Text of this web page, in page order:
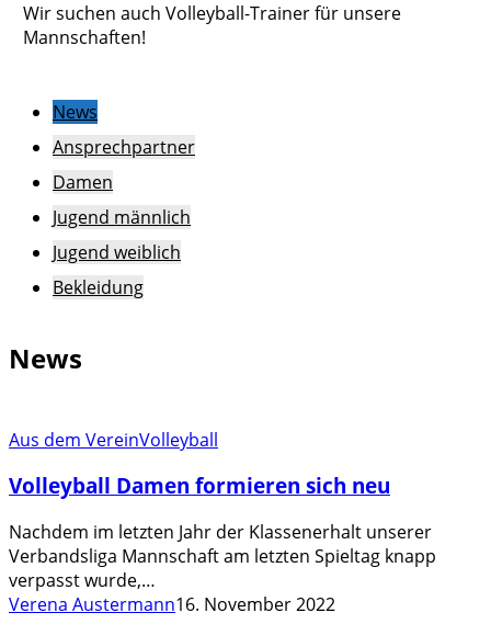
Wir suchen auch Volleyball-Trainer für unsere
Mannschaften!
News
Ansprechpartner
Damen
Jugend männlich
Jugend weiblich
Bekleidung
News
Volleyball
formieren
neu
Aus dem VereinVolleyball
Volleyball Damen formieren sich neu
Nachdem im letzten Jahr der Klassenerhalt unserer
Verbandsliga Mannschaft am letzten Spieltag knapp
verpasst wurde,…
Verena Austermann16. November 2022